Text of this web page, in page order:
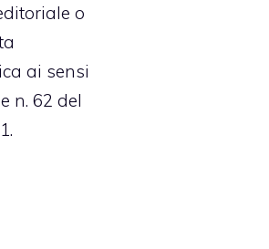
o
ai sensi
n. 62 del